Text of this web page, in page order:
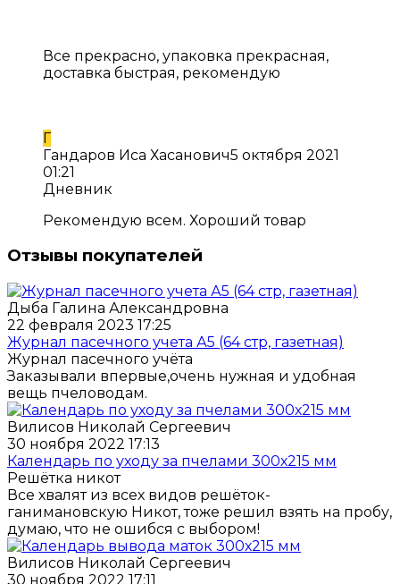
Все прекрасно, упаковка прекрасная,
доставка быстрая, рекомендую
Г
Гандаров Иса Хасанович5 октября 2021
01:21
Дневник
Рекомендую всем. Хороший товар
Отзывы покупателей
Дыба Галина Александровна
22 февраля 2023 17:25
Журнал пасечного учета А5 (64 стр, газетная)
Журнал пасечного учёта
Заказывали впервые,очень нужная и удобная
вещь пчеловодам.
Вилисов Николай Сергеевич
30 ноября 2022 17:13
Календарь по уходу за пчелами 300х215 мм
Решётка никот
Все хвалят из всех видов решёток-
ганимановскую Никот, тоже решил взять на пробу,
думаю, что не ошибся с выбором!
Вилисов Николай Сергеевич
30 ноября 2022 17:11